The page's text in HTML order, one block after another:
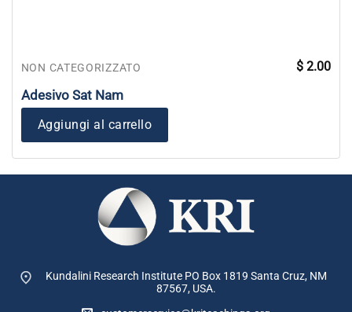
NON CATEGORIZZATO
Adesivo Sat Nam
$ 2.00
Aggiungi al carrello
Kundalini Research Institute PO Box 1819 Santa Cruz, NM
87567, USA.